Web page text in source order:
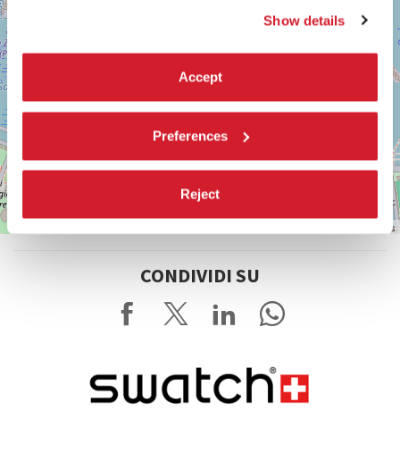
Show details
Accept
Preferences
Reject
contributors
CONDIVIDI SU